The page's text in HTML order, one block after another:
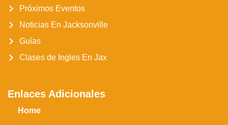
Próximos Eventos
Noticias En Jacksonville
Guías
Clases de Ingles En Jax
Enlaces Adicionales
Home